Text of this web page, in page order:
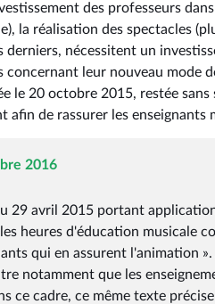
des professeurs
la réalisation des spectacles
derniers, nécessitent un
concernant leur nouveau mode
le 20 octobre 2015, restée
afin de rassurer les enseignants
2016
29 avril 2015 portant
heures d'éducation musicale
qui en assurent l'animation
notamment que les
ce cadre, ce même texte